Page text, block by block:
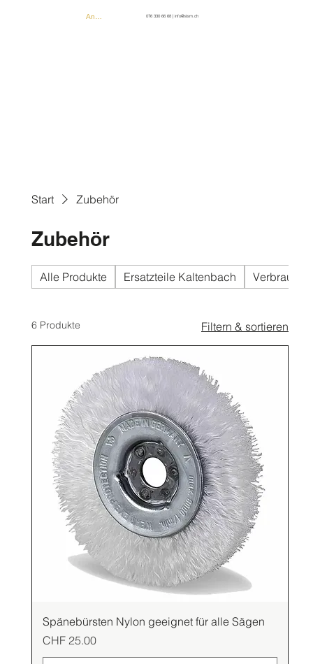
076 330 66 68|info@slsm.ch
Anmelden
Start Zubehör
Zubehör
Alle Produkte Ersatzteile Kaltenbach
6 Produkte Filtern & sortieren
Spänebürsten Nylon geeignet für alle Sägen
Preis
CHF 25.00